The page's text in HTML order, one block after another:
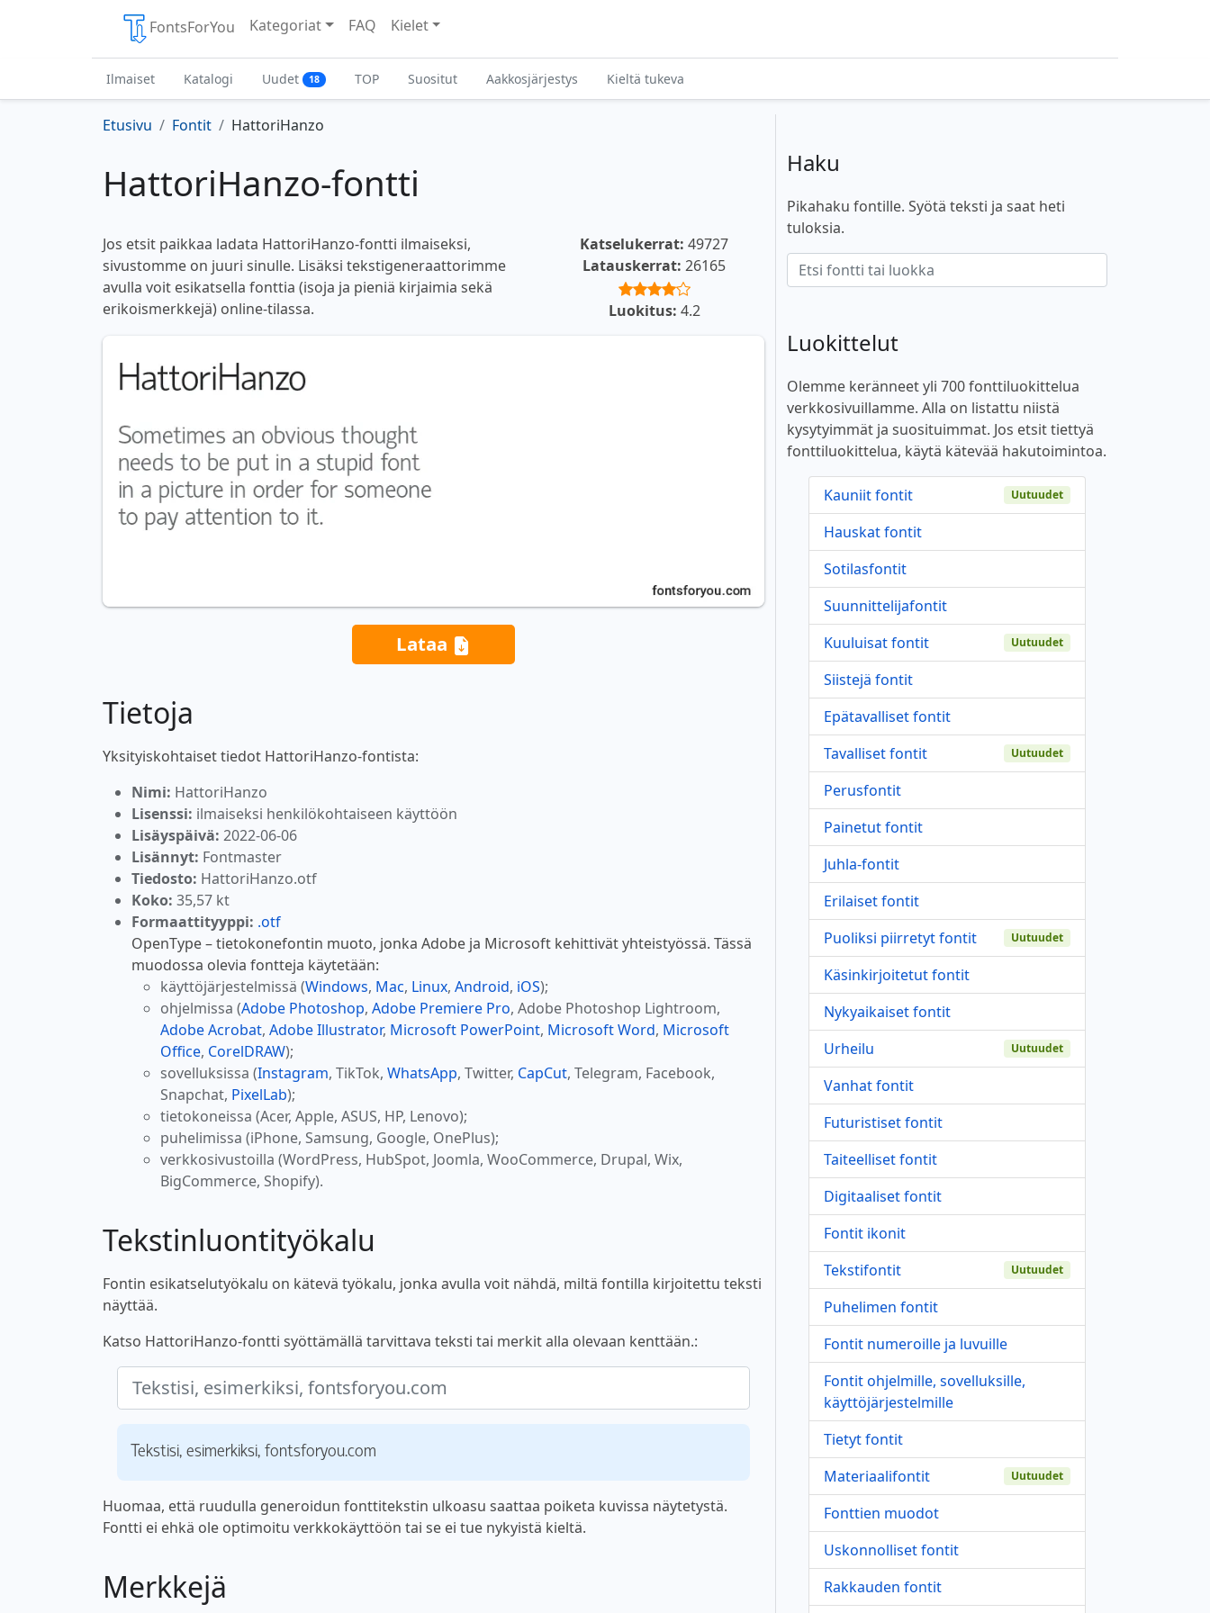
FontsForYou Kategoriat FAQ Kielet
Ilmaiset Katalogi Uudet 18 TOP Suositut Aakkosjärjestys Kieltä tukeva
Etusivu Fontit HattoriHanzo
HattoriHanzo-fontti
Jos etsit paikkaa ladata HattoriHanzo-fontti ilmaiseksi,
sivustomme on juuri sinulle. Lisäksi tekstigeneraattorimme
avulla voit esikatsella fonttia (isoja ja pieniä kirjaimia sekä
erikoismerkkejä) online-tilassa.
Katselukerrat: 49727
Latauskerrat: 26165
Luokitus: 4.2
Lataa
Tietoja
Yksityiskohtaiset tiedot HattoriHanzo-fontista:
Nimi: HattoriHanzo
Lisenssi: ilmaiseksi henkilökohtaiseen käyttöön
Lisäyspäivä: 2022-06-06
Lisännyt: Fontmaster
Tiedosto: HattoriHanzo.otf
Koko: 35,57 kt
Formaattityyppi: .otf
OpenType – tietokonefontin muoto, jonka Adobe ja Microsoft kehittivät yhteistyössä. Tässä
muodossa olevia fontteja käytetään:
käyttöjärjestelmissä (Windows, Mac, Linux, Android, iOS);
ohjelmissa (Adobe Photoshop, Adobe Premiere Pro, Adobe Photoshop Lightroom,
Adobe Acrobat, Adobe Illustrator, Microsoft PowerPoint, Microsoft Word, Microsoft
Office, CorelDRAW);
sovelluksissa (Instagram, TikTok, WhatsApp, Twitter, CapCut, Telegram, Facebook,
Snapchat, PixelLab);
tietokoneissa (Acer, Apple, ASUS, HP, Lenovo);
puhelimissa (iPhone, Samsung, Google, OnePlus);
verkkosivustoilla (WordPress, HubSpot, Joomla, WooCommerce, Drupal, Wix,
BigCommerce, Shopify).
Tekstinluontityökalu
Fontin esikatselutyökalu on kätevä työkalu, jonka avulla voit nähdä, miltä fontilla kirjoitettu teksti
näyttää.
Katso HattoriHanzo-fontti syöttämällä tarvittava teksti tai merkit alla olevaan kenttään.:
Tekstisi, esimerkiksi, fontsforyou.com
Huomaa, että ruudulla generoidun fonttitekstin ulkoasu saattaa poiketa kuvissa näytetystä.
Fontti ei ehkä ole optimoitu verkkokäyttöön tai se ei tue nykyistä kieltä.
Merkkejä
Haku
Pikahaku fontille. Syötä teksti ja saat heti
tuloksia.
Luokittelut
Olemme keränneet yli 700 fonttiluokittelua
verkkosivuillamme. Alla on listattu niistä
kysytyimmät ja suosituimmat. Jos etsit tiettyä
fonttiluokittelua, käytä kätevää hakutoimintoa.
Kauniit fontit Uutuudet
Hauskat fontit
Sotilasfontit
Suunnittelijafontit
Kuuluisat fontit
Uutuudet
Siistejä fontit
Epätavalliset fontit
Tavalliset fontit
Uutuudet
Perusfontit
Painetut fontit
Juhla-fontit
Erilaiset fontit
Puoliksi piirretyt fontit
Uutuudet
Käsinkirjoitetut fontit
Nykyaikaiset fontit
Urheilu
Uutuudet
Vanhat fontit
Futuristiset fontit
Taiteelliset fontit
Digitaaliset fontit
Fontit ikonit
Tekstifontit
Uutuudet
Puhelimen fontit
Fontit numeroille ja luvuille
Fontit ohjelmille, sovelluksille,
käyttöjärjestelmille
Tietyt fontit
Materiaalifontit
Uutuudet
Fonttien muodot
Uskonnolliset fontit
Rakkauden fontit